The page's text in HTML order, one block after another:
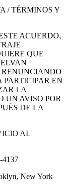
/ TÉRMINOS Y
ACUERDO,
QUE
PARTICIPAR EN
LA
UN AVISO POR
DE LA
AL
4137
New York